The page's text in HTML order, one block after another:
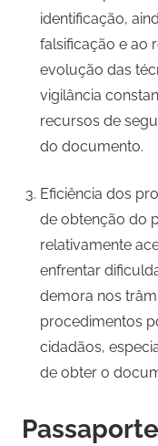
identificação,
falsificação e ao
evolução das
vigilância
recursos de
do documento.
Eficiência dos
de obtenção do
relativamente
enfrentar
demora nos
procedimentos
cidadãos,
de obter o